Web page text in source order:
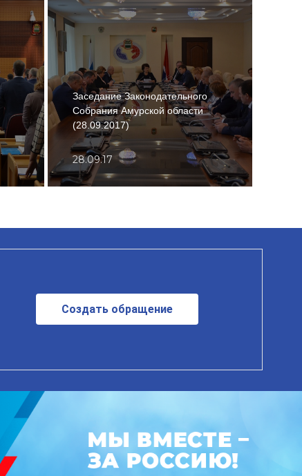
Заседание Законодательного
Собрания Амурской области
(28.09.2017)
28.09.17
Создать обращение